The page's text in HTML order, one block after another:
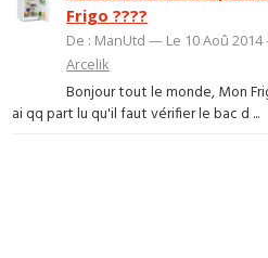
Frigo ????
De : ManUtd — Le 10 Aoû
Arcelik
Bonjour tout le monde, Mon
ai qq part lu qu'il faut vérifier le bac d ...